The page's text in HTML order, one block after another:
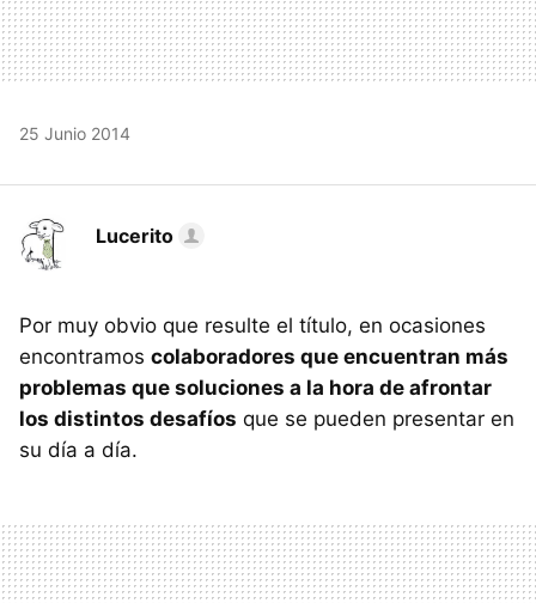
25 Junio 2014
Lucerito
Por muy obvio que resulte el título, en ocasiones
encontramos colaboradores que encuentran más
problemas que soluciones a la hora de afrontar
los distintos desafíos que se pueden presentar en
su día a día.